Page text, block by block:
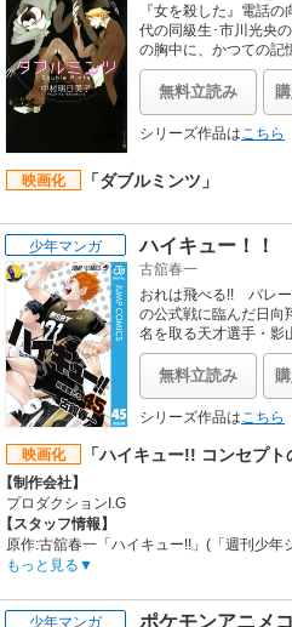
『女を殺した』電話
代の同級生･市川光央
の胸中に、かつての記
を熱情の中に引き戻す
主従関係は、少しず
無料立読み
シリーズ作品はこちら
映画化 「ダブルミンツ」
少年マンガ ハイキュー！！
古舘春一
おれは飛べる!! バレ
の公式戦に臨んだ日向
名を取る天才選手・影
烏野高校バレー部の門
無料立読み
シリーズ作品はこちら
映画化 「ハイキュー!! コンセプト
【制作会社】
プロダクションI.G
【スタッフ情報】
原作:古舘春一「ハイキュー!!」(「週刊少年
監督:満仲勧
画監督:千葉崇洋、八尋裕子 / 音響監督:菊田
もっと見る
少年マンガ ポケモンアニメ